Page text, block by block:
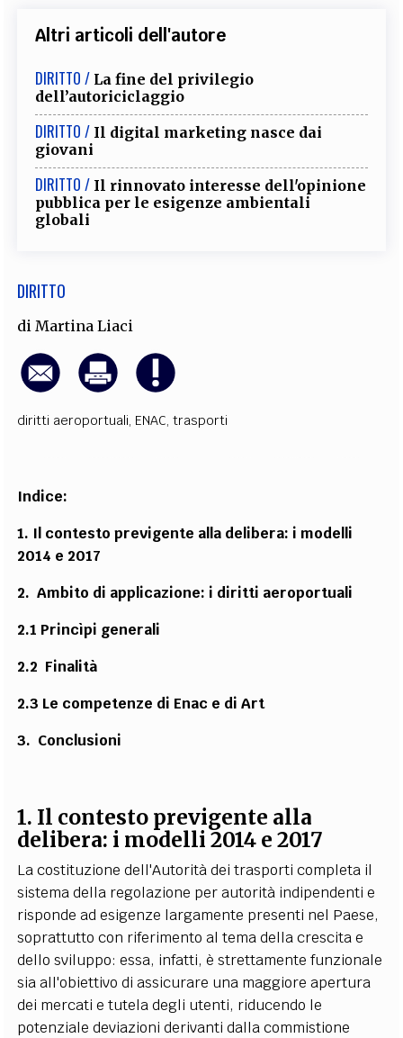
Altri articoli dell'autore
DIRITTO / La fine del privilegio
dell’autoriciclaggio
DIRITTO / Il digital marketing nasce dai
giovani
DIRITTO / Il rinnovato interesse dell'opinione
pubblica per le esigenze ambientali
globali
DIRITTO
di Martina Liaci
diritti aeroportuali, ENAC,trasporti
Indice:
1. Il contesto previgente alla delibera: i modelli
2014 e 2017
2. Ambito di applicazione: i diritti aeroportuali
2.1 Princìpi generali
2.2 Finalità
2.3 Le competenze di Enac e di Art
3. Conclusioni
1. Il contesto previgente alla
delibera: i modelli 2014 e 2017
La costituzione dell'Autorità dei trasporti completa il
sistema della regolazione per autorità indipendenti e
risponde ad esigenze largamente presenti nel Paese,
soprattutto con riferimento al tema della crescita e
dello sviluppo: essa, infatti, è strettamente funzionale
sia all'obiettivo di assicurare una maggiore apertura
dei mercati e tutela degli utenti, riducendo le
potenziale deviazioni derivanti dalla commistione